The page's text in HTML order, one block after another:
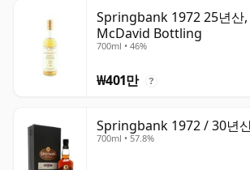
Springbank 1972 25년
McDavid Bottling
700ml • 46%
₩401만 ?
Springbank 1972 / 30년
700ml • 57.8%